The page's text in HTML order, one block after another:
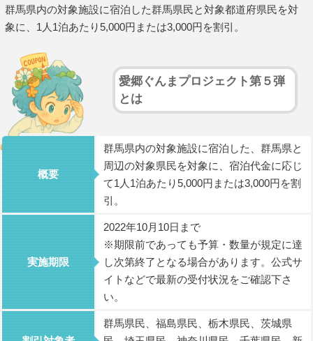
群馬県内の対象施設に宿泊した群馬県民と対象都道府県民を対
象に、1人1泊あたり5,000円または3,000円を割引。
愛郷ぐんまプロジェクト第５弾
とは
概要
群馬県内の対象施設に宿泊した、群馬県と
周辺の対象県民を対象に、宿泊代金に応じ
て1人1泊あたり5,000円または3,000円を割
引。
実施期限
2022年10月10日まで
※期限前であっても予算・数量が規定に達
し次第終了となる場合があります。公式サ
イトなどで最新の受付状況をご確認下さ
い。
群馬県民、福島県民、栃木県民、茨城県